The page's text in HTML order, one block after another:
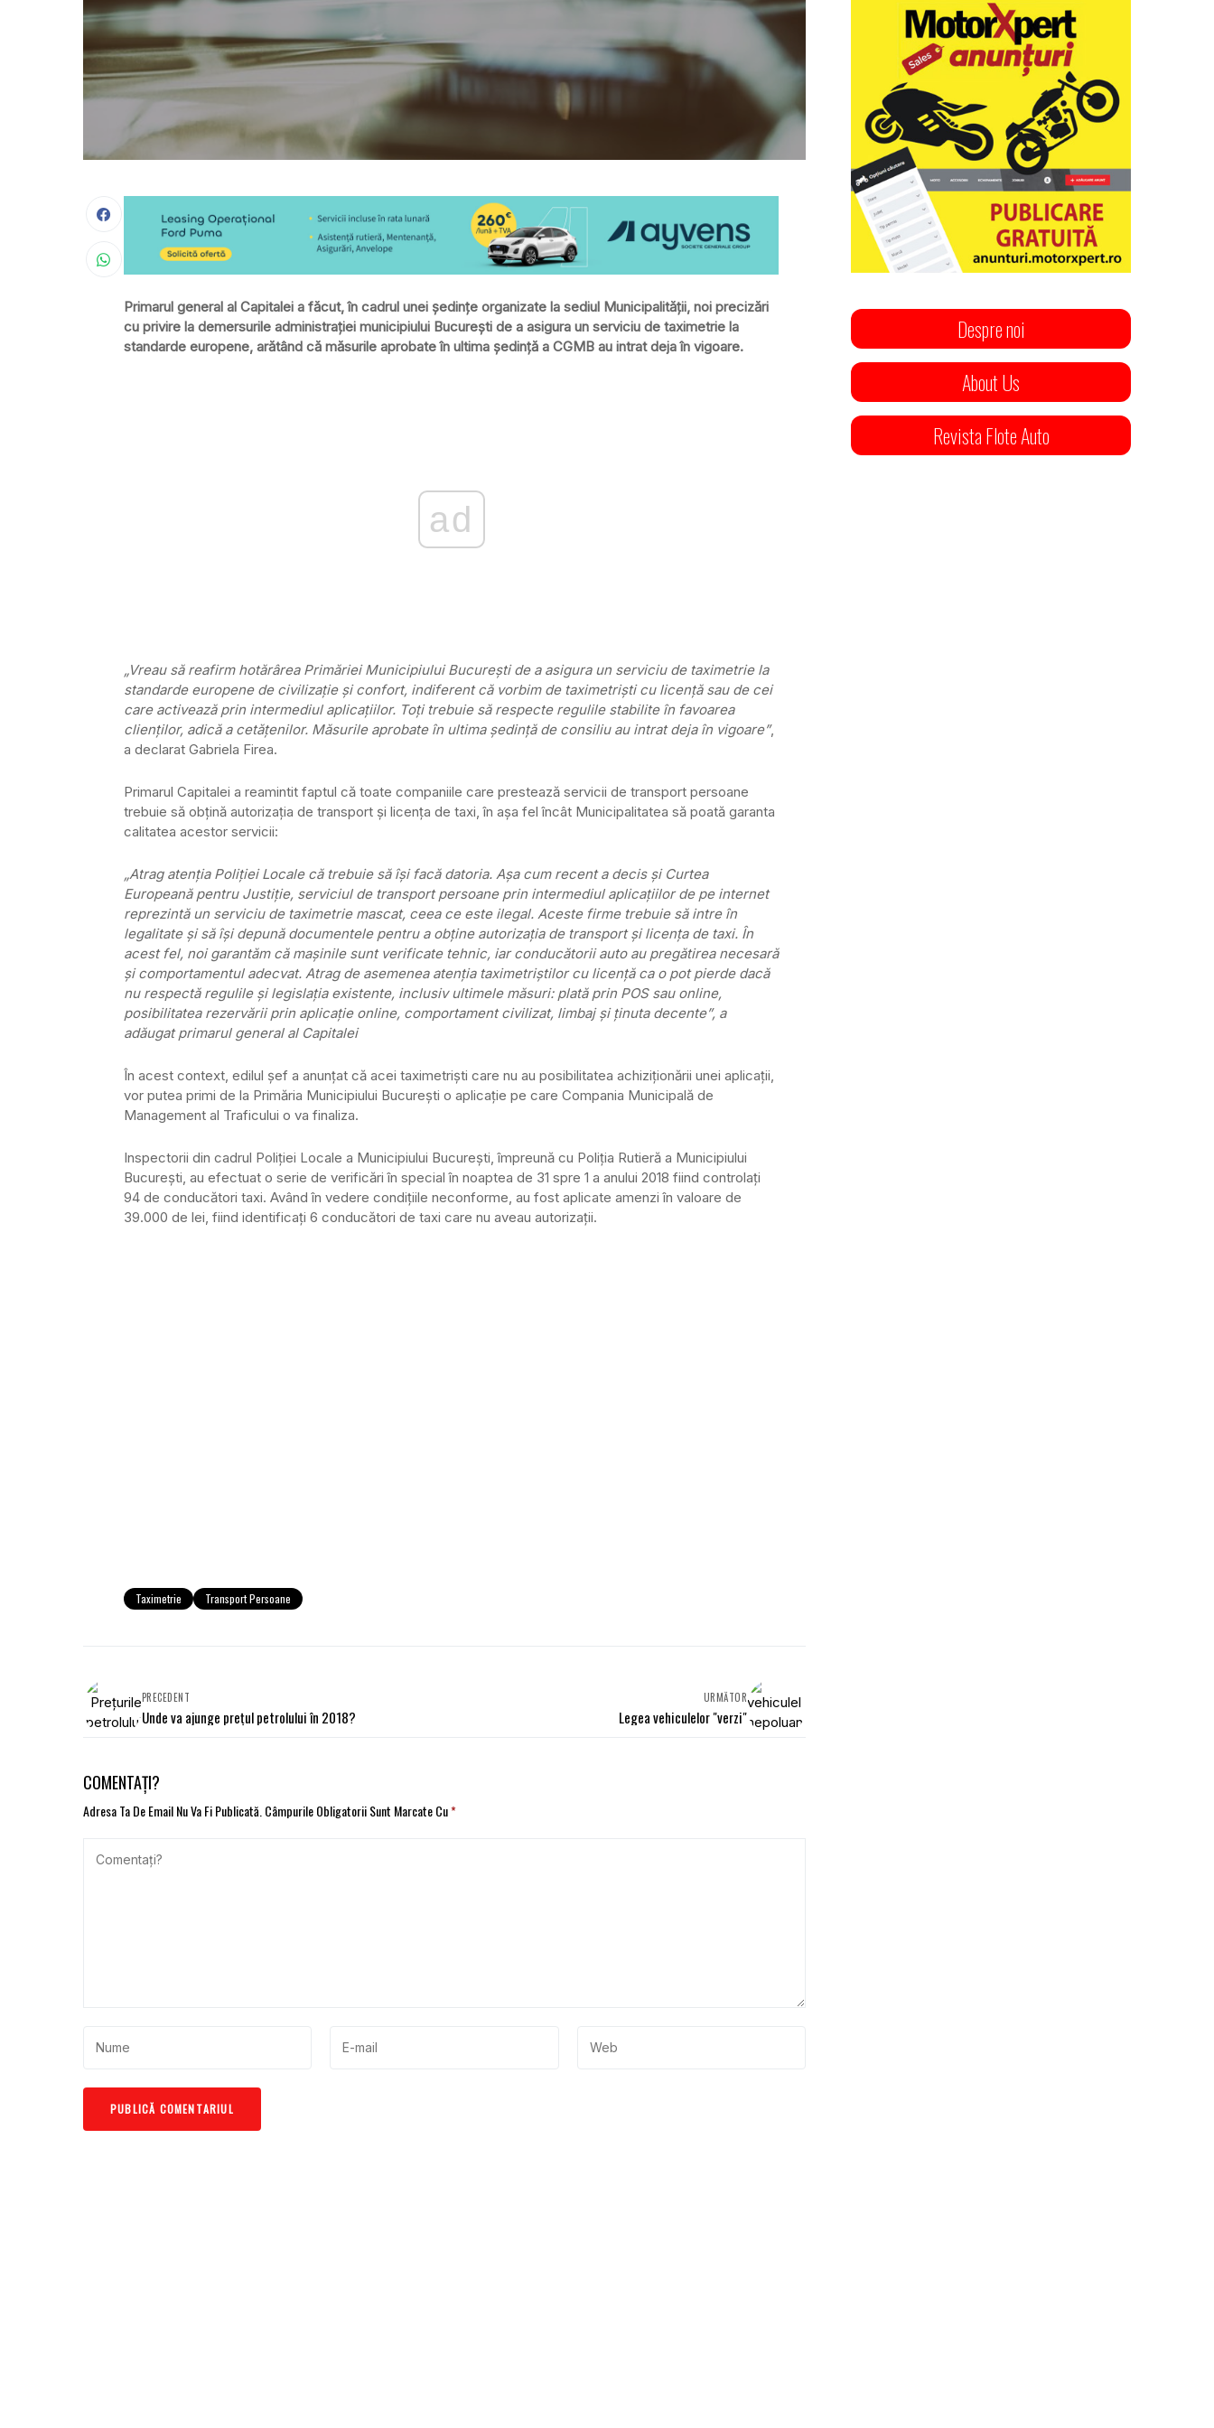
Primarul general al Capitalei a făcut, în cadrul unei şedinţe organizate la sediul Municipalităţii, noi precizări
cu privire la demersurile administraţiei municipiului Bucureşti de a asigura un serviciu de taximetrie la
standarde europene, arătând că măsurile aprobate în ultima şedinţă a CGMB au intrat deja în vigoare.
ad
„Vreau să reafirm hotărârea Primăriei Municipiului Bucureşti de a asigura un serviciu de taximetrie la
standarde europene de civilizaţie şi confort, indiferent că vorbim de taximetrişti cu licenţă sau de cei
care activează prin intermediul aplicaţiilor. Toţi trebuie să respecte regulile stabilite în favoarea
clienţilor, adică a cetăţenilor. Măsurile aprobate în ultima şedinţă de consiliu au intrat deja în vigoare”,
a declarat Gabriela Firea.
Primarul Capitalei a reamintit faptul că toate companiile care prestează servicii de transport persoane
trebuie să obţină autorizaţia de transport şi licenţa de taxi, în aşa fel încât Municipalitatea să poată garanta
calitatea acestor servicii:
„Atrag atenţia Poliţiei Locale că trebuie să îşi facă datoria. Aşa cum recent a decis şi Curtea
Europeană pentru Justiţie, serviciul de transport persoane prin intermediul aplicaţiilor de pe internet
reprezintă un serviciu de taximetrie mascat, ceea ce este ilegal. Aceste firme trebuie să intre în
legalitate şi să îşi depună documentele pentru a obţine autorizaţia de transport şi licenţa de taxi. În
acest fel, noi garantăm că maşinile sunt verificate tehnic, iar conducătorii auto au pregătirea necesară
şi comportamentul adecvat. Atrag de asemenea atenţia taximetriştilor cu licenţă ca o pot pierde dacă
nu respectă regulile şi legislaţia existente, inclusiv ultimele măsuri: plată prin POS sau online,
posibilitatea rezervării prin aplicaţie online, comportament civilizat, limbaj şi ţinuta decente”, a
adăugat primarul general al Capitalei
În acest context, edilul şef a anunţat că acei taximetrişti care nu au posibilitatea achiziţionării unei aplicaţii,
vor putea primi de la Primăria Municipiului Bucureşti o aplicaţie pe care Compania Municipală de
Management al Traficului o va finaliza.
Inspectorii din cadrul Poliţiei Locale a Municipiului Bucureşti, împreună cu Poliţia Rutieră a Municipiului
Bucureşti, au efectuat o serie de verificări în special în noaptea de 31 spre 1 a anului 2018 fiind controlaţi
94 de conducători taxi. Având în vedere condiţiile neconforme, au fost aplicate amenzi în valoare de
39.000 de lei, fiind identificaţi 6 conducători de taxi care nu aveau autorizaţii.
Taximetrie Transport Persoane
PRECEDENT
Unde va ajunge preţul petrolului în 2018?
URMĂTOR
Legea vehiculelor "verzi"
COMENTAȚI?
Adresa Ta De Email Nu Va Fi Publicată. Câmpurile Obligatorii Sunt Marcate Cu*
Despre noi
About Us
Revista Flote Auto